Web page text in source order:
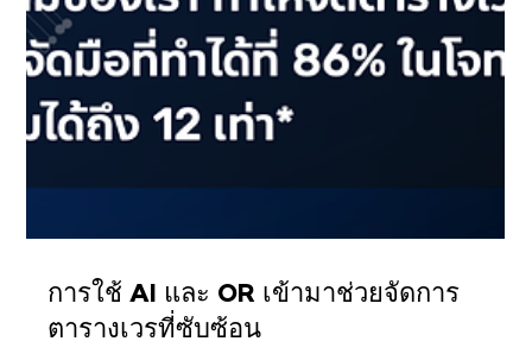
การใช้ AI และ OR เข้ามาช่วยจัดการ